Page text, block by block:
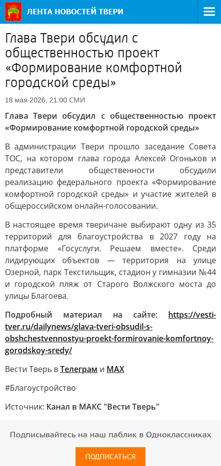
Глава Твери обсудил с
общественностью проект
«Формирование комфортной
городской среды»
18 мая 2026, 21:00 СМИ
Глава Твери обсудил с общественностью проект
«Формирование комфортной городской среды»
В администрации Твери прошло заседание Совета
ТОС, на котором глава города Алексей Огоньков и
представители общественности обсудили
реализацию федерального проекта «Формирование
комфортной городской среды» и участие жителей в
общероссийском онлайн-голосовании.
В настоящее время тверичане выбирают одну из 35
территорий для благоустройства в 2027 году на
платформе «Госуслуги. Решаем вместе». Среди
лидирующих объектов — территория на улице
Озерной, парк Текстильщик, стадион у гимназии №44
и городской пляж от Старого Волжского моста до
улицы Благоева.
Подробный материал на сайте:
https://vesti-
tver.ru/dailynews/glava-tveri-obsudil-s-
obshchestvennostyu-proekt-formirovanie-komfortnoy-
gorodskoy-sredy/
Вести Тверь вТелеграм и МАХ
#Благоустройство
Источник: Канал в МАКС "Вести Тверь"
Подписывайтесь на наш паблик в Одноклассниках
ПОДПИСАТЬСЯ